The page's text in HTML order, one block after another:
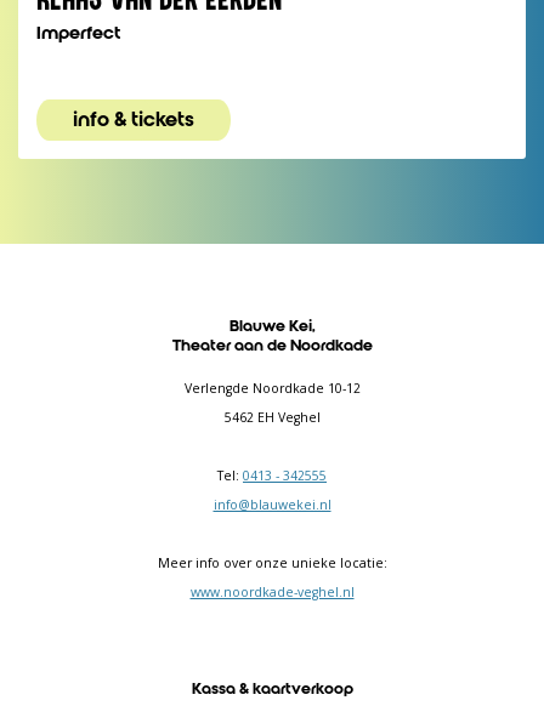
Imperfect
info & tickets
Blauwe Kei,
Theater aan de Noordkade
Verlengde Noordkade 10-12
5462 EH Veghel
Tel: 0413 - 342555
info@blauwekei.nl
Meer info over onze unieke locatie:
www.noordkade-veghel.nl
Kassa & kaartverkoop